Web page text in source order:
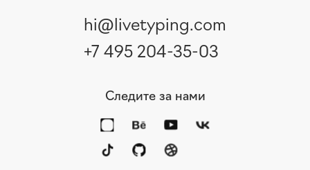
hi@livetyping.com
+7 495 204-35-03
Следите за нами